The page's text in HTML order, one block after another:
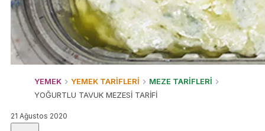
YEMEK YEMEK TARİFLERİ
MEZE TARİFLERİ
YOĞURTLU TAVUK MEZESİ TARİFİ
21 Ağustos 2020